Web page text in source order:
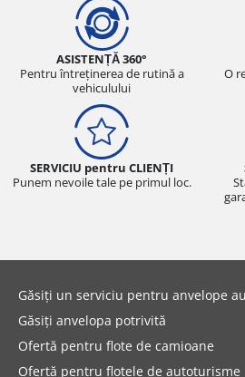
ASISTENȚĂ 360°
Pentru întreținerea de rutină a
vehiculului
O
SERVICIU pentru CLIENȚI
Punem nevoile tale pe primul loc.
Găsiți un serviciu pentru anvelope
Găsiți anvelopa potrivită
Ofertă pentru flote de camioane
Ofertă pentru flotele de autoturisme